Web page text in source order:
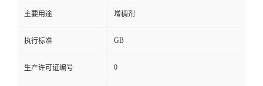
主要用途 增稠剂
执行标准 GB
生产许可证编号 0